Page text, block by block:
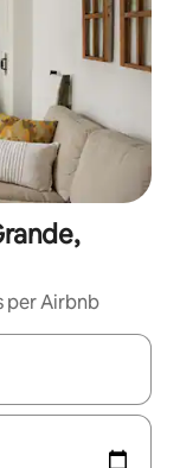
per Airbnb
galite